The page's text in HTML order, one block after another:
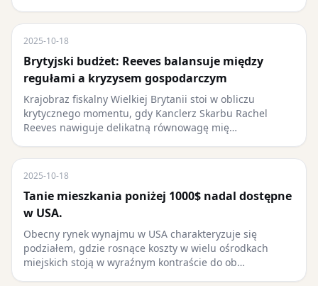
2025-10-18
Brytyjski budżet: Reeves balansuje między
regułami a kryzysem gospodarczym
Krajobraz fiskalny Wielkiej Brytanii stoi w obliczu
krytycznego momentu, gdy Kanclerz Skarbu Rachel
Reeves nawiguje delikatną równowagę mię…
2025-10-18
Tanie mieszkania poniżej 1000$ nadal dostępne
w USA.
Obecny rynek wynajmu w USA charakteryzuje się
podziałem, gdzie rosnące koszty w wielu ośrodkach
miejskich stoją w wyraźnym kontraście do ob…